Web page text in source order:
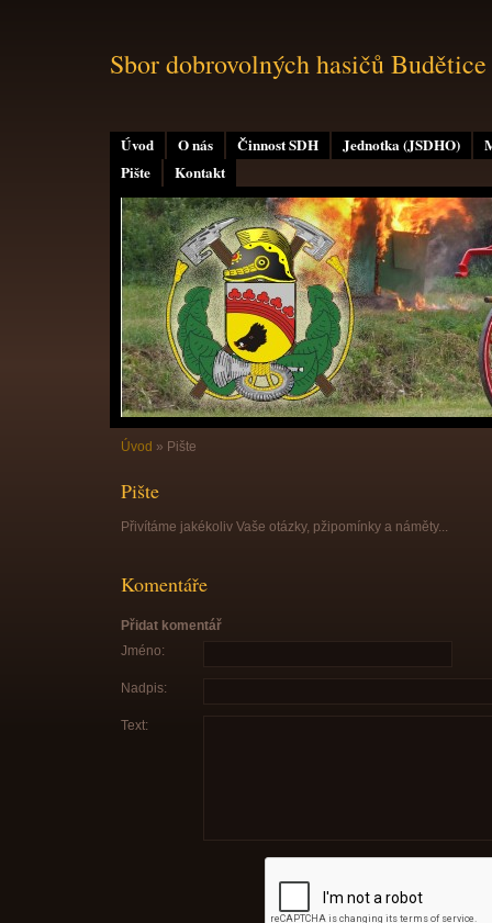
Úvod O nás Činnost SDH Jednotka (JSDHO)
Pište
Kontakt
Sbor dobrovolných hasičů Budětice
Úvod » Pište
Pište
Přivítáme jakékoliv Vaše otázky, pžipomínky a náměty...
Komentáře
Přidat komentář
Jméno:
Nadpis:
Text: